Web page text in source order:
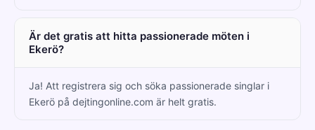
Är det gratis att hitta passionerade möten i
Ekerö?
Ja! Att registrera sig och söka passionerade singlar i
Ekerö på dejtingonline.com är helt gratis.